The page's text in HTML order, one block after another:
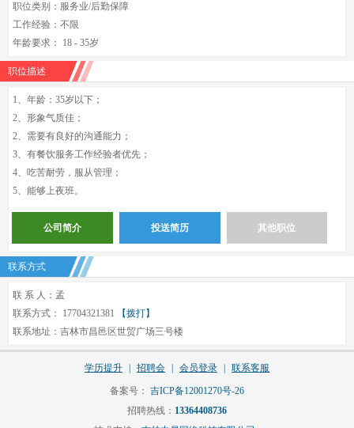
职位类别：服务业/后勤保障
工作经验：不限
年龄要求： 18 - 35岁
职位描述
1、年龄：35岁以下；
2、形象气质佳；
2、需要有良好的沟通能力；
3、有餐饮服务工作经验者优先；
4、吃苦耐劳，服从管理；
5、能够上夜班。
公司简介 投送简历 其他职位
联系方式
联 系 人：孟
联系方式： 17704321381
【拨打】
联系地址：吉林市昌邑区世贸广场三号楼
学历提升 招聘会 会员登录 联系客服
备案号： 吉ICP备12001270号-26
招聘热线： 13364408736